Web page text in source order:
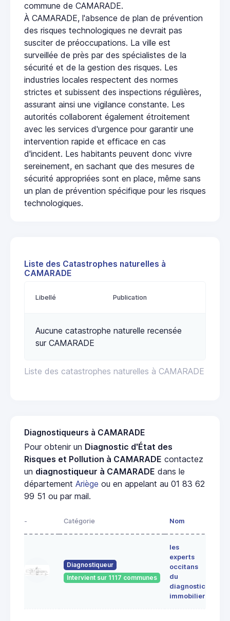
commune de CAMARADE.
À CAMARADE, l'absence de plan de prévention
des risques technologiques ne devrait pas
susciter de préoccupations. La ville est
surveillée de près par des spécialistes de la
sécurité et de la gestion des risques. Les
industries locales respectent des normes
strictes et subissent des inspections régulières,
assurant ainsi une vigilance constante. Les
autorités collaborent également étroitement
avec les services d'urgence pour garantir une
intervention rapide et efficace en cas
d'incident. Les habitants peuvent donc vivre
sereinement, en sachant que des mesures de
sécurité appropriées sont en place, même sans
un plan de prévention spécifique pour les risques
technologiques.
Liste des Catastrophes naturelles à
CAMARADE
Liste des catastrophes naturelles à CAMARADE
Libellé Publication
Aucune catastrophe naturelle recensée
sur CAMARADE
Diagnostiqueurs à CAMARADE
Pour obtenir un Diagnostic d'État des
Risques et Pollution à CAMARADE contactez
un diagnostiqueur à CAMARADE dans le
département Ariège ou en appelant au 01 83 62
99 51 ou par mail.
- Catégorie Nom
Diagnostiqueur
Intervient sur 1117 communes
les
experts
occitans
du
diagnostic
immobilier